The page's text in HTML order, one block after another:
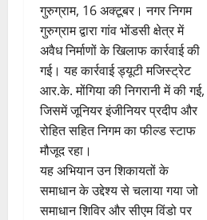
गुरुग्राम, 16 अक्टूबर। नगर निगम
गुरुग्राम द्वारा गांव भोंडसी क्षेत्र में
अवैध निर्माणों के खिलाफ कार्रवाई की
गई। यह कार्रवाई ड्यूटी मजिस्ट्रेट
आर.के. मोंगिया की निगरानी में की गई,
जिसमें जूनियर इंजीनियर प्रदीप और
रोहित सहित निगम का फील्ड स्टाफ
मौजूद रहा।
यह अभियान उन शिकायतों के
समाधान के उद्देश्य से चलाया गया जो
समाधान शिविर और सीएम विंडो पर